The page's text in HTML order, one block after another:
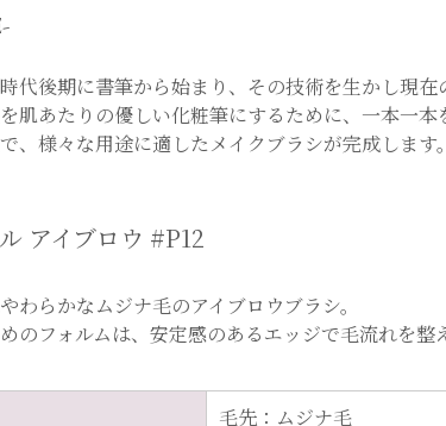
代後期に書筆から始まり、その技術を生かし現在
肌あたりの優しい化粧筆にするために、一本一本
、様々な用途に適したメイクブラシが完成します。
アイブロウ #P12
わらかなムジナ毛のアイブロウブラシ。
のフォルムは、安定感のあるエッジで毛流れを整
毛先：ムジナ毛